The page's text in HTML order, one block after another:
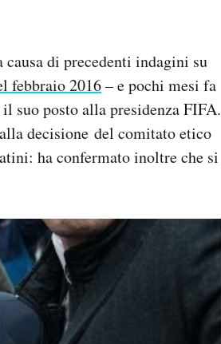
di precedenti indagini su
febbraio 2016– e pochi mesi fa
suo posto alla presidenza FIFA.
decisione del comitato etico
ha confermato inoltre che si